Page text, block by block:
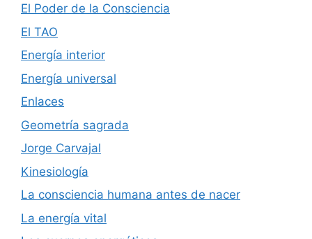
El Poder de la Consciencia
El TAO
Energía interior
Energía universal
Enlaces
Geometría sagrada
Jorge Carvajal
Kinesiología
La consciencia humana antes de nacer
La energía vital